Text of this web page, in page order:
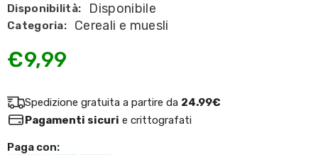
Disponibilità: Disponibile
Categoria: Cereali e muesli
€9,99
Spedizione gratuita a partire da 24.99€
Pagamenti sicuri e crittografati
Paga con: